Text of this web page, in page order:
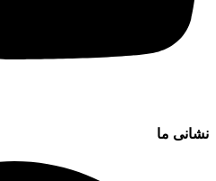
نشانی ما